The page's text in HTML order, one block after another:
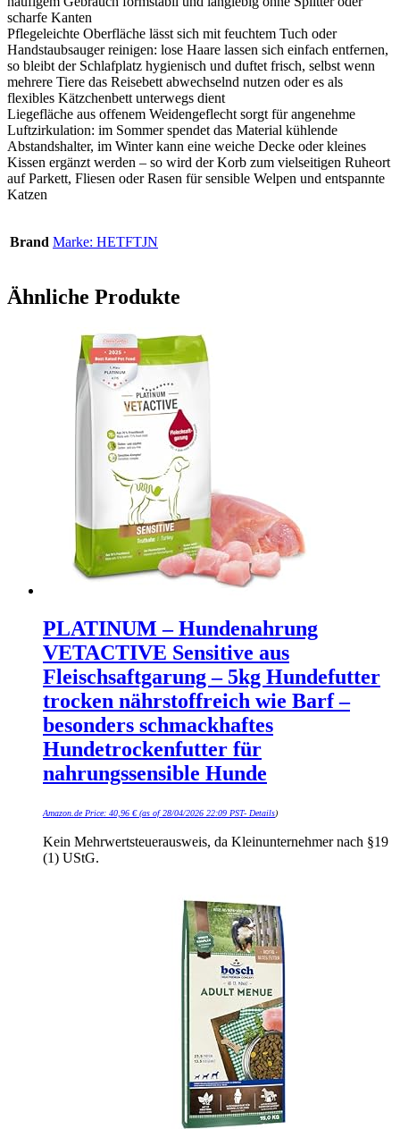
scharfe Kanten
Pflegeleichte Oberfläche lässt sich mit feuchtem Tuch oder
Handstaubsauger reinigen: lose Haare lassen sich einfach entfernen,
so bleibt der Schlafplatz hygienisch und duftet frisch, selbst wenn
mehrere Tiere das Reisebett abwechselnd nutzen oder es als
flexibles Kätzchenbett unterwegs dient
Liegefläche aus offenem Weidengeflecht sorgt für angenehme
Luftzirkulation: im Sommer spendet das Material kühlende
Abstandshalter, im Winter kann eine weiche Decke oder kleines
Kissen ergänzt werden – so wird der Korb zum vielseitigen Ruheort
auf Parkett, Fliesen oder Rasen für sensible Welpen und entspannte
Katzen
Brand Marke: HETFTJN
Ähnliche Produkte
PLATINUM – Hundenahrung
VETACTIVE Sensitive aus
Fleischsaftgarung – 5kg Hundefutter
trocken nährstoffreich wie Barf –
besonders schmackhaftes
Hundetrockenfutter für
nahrungssensible Hunde
Amazon.de Price: 40,96 €(as of 28/04/2026 22:09 PST- Details)
Kein Mehrwertsteuerausweis, da Kleinunternehmer nach §19
(1) UStG.